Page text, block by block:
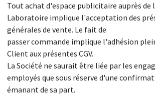
Tout achat d'espace publicitaire auprès de
Laboratoire implique l'acceptation des
générales de vente. Le fait de
passer commande implique l'adhésion
Client aux présentes CGV.
La Société ne saurait être liée par les
employés que sous réserve d'une
émanant de sa part.